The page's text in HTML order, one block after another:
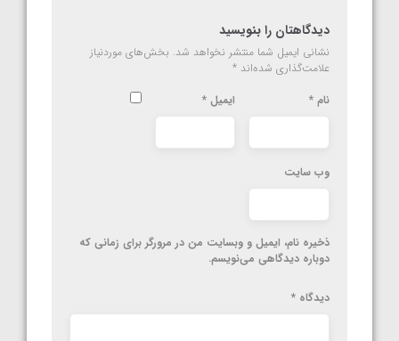
دیدگاهتان را بنویسید
نشانی ایمیل شما منتشر نخواهد شد. بخش‌های موردنیاز
علامت‌گذاری شده‌اند *
نام * ایمیل *
وب‌ سایت
ذخیره نام، ایمیل و وبسایت من در مرورگر برای زمانی که
دوباره دیدگاهی می‌نویسم.
دیدگاه *